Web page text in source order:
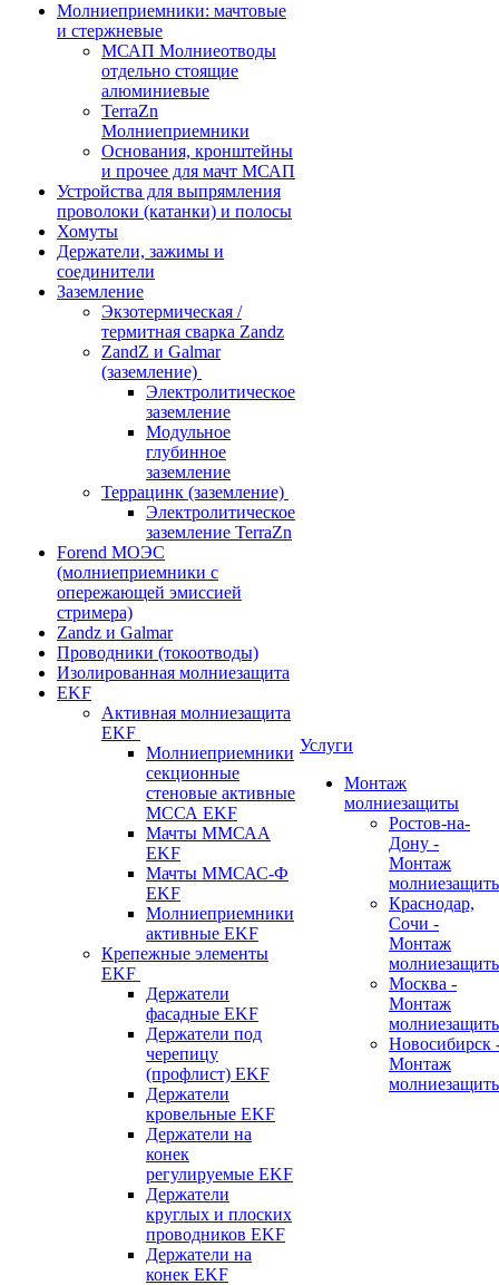
Молниеприемники: мачтовые
и стержневые
МСАП Молниеотводы
отдельно стоящие
алюминиевые
TerraZn
Молниеприемники
Основания, кронштейны
и прочее для мачт МСАП
Устройства для выпрямления
проволоки (катанки) и полосы
Хомуты
Держатели, зажимы и
соединители
Заземление
Экзотермическая /
термитная сварка Zandz
ZandZ и Galmar
(заземление)
Электролитическое
заземление
Модульное
глубинное
заземление
Террацинк (заземление)
Электролитическое
заземление TerraZn
Forend МОЭС
(молниеприемники с
опережающей эмиссией
стримера)
Zandz и Galmar
Проводники (токоотводы)
Изолированная молниезащита
EKF
Активная молниезащита
EKF
Молниеприемники
секционные
стеновые активные
МССА EKF
Мачты ММСАА
EKF
Мачты ММСАС-Ф
EKF
Молниеприемники
активные EKF
Крепежные элементы
EKF
Держатели
фасадные EKF
Держатели под
черепицу
(профлист) EKF
Держатели
кровельные EKF
Держатели на
конек
регулируемые EKF
Держатели
круглых и плоских
проводников EKF
Держатели на
конек EKF
Услуги
Монтаж
молниезащиты
Ростов-на-
Дону -
Монтаж
Краснодар,
Сочи -
Монтаж
Москва -
Монтаж
Новосибирск
Монтаж